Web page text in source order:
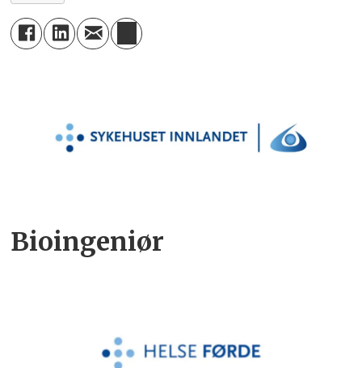
Bioingeniør